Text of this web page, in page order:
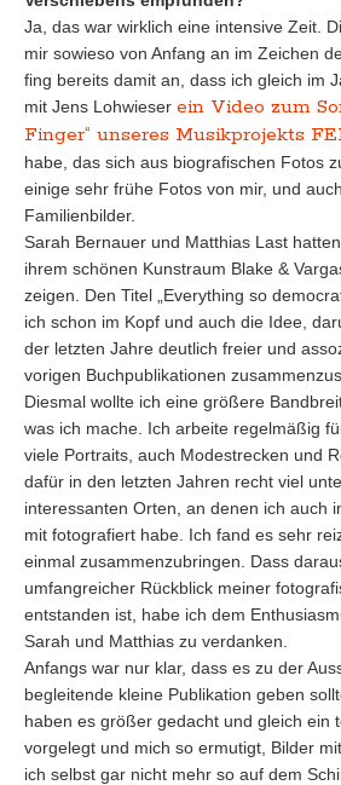
Ja, das war wirklich eine intensive Zeit.
mir sowieso von Anfang an im Zeichen
fing bereits damit an, dass ich gleich im
mit Jens Lohwieser ein Video zum
Finger“ unseres Musikprojekts
habe, das sich aus biografischen Fotos
einige sehr frühe Fotos von mir, und
Familienbilder.
Sarah Bernauer und Matthias Last
ihrem schönen Kunstraum Blake &
zeigen. Den Titel „Everything so
ich schon im Kopf und auch die Idee,
der letzten Jahre deutlich freier und
vorigen Buchpublikationen
Diesmal wollte ich eine größere
was ich mache. Ich arbeite regelmäßig
viele Portraits, auch Modestrecken und
dafür in den letzten Jahren recht viel
interessanten Orten, an denen ich auch
mit fotografiert habe. Ich fand es sehr
einmal zusammenzubringen. Dass
umfangreicher Rückblick meiner
entstanden ist, habe ich dem
Sarah und Matthias zu verdanken.
Anfangs war nur klar, dass es zu der
begleitende kleine Publikation geben
haben es größer gedacht und gleich ein
vorgelegt und mich so ermutigt, Bilder
ich selbst gar nicht mehr so auf dem